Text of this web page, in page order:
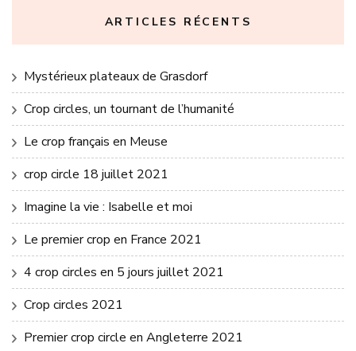
ARTICLES RÉCENTS
Mystérieux plateaux de Grasdorf
Crop circles, un tournant de l’humanité
Le crop français en Meuse
crop circle 18 juillet 2021
Imagine la vie : Isabelle et moi
Le premier crop en France 2021
4 crop circles en 5 jours juillet 2021
Crop circles 2021
Premier crop circle en Angleterre 2021